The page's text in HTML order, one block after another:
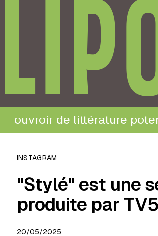
ouvroir de littérature
INSTAGRAM
"Stylé" est une
produite par
20/05/2025